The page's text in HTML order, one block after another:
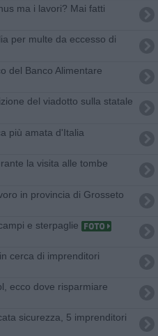
ma i lavori? Mai fatti
per multe da eccesso di
del Banco Alimentare
del viadotto sulla statale
più amata d'Italia
la visita alle tombe
in provincia di Grosseto
e sterpaglie
cerca di imprenditori
ecco dove risparmiare
sicurezza, 5 imprenditori